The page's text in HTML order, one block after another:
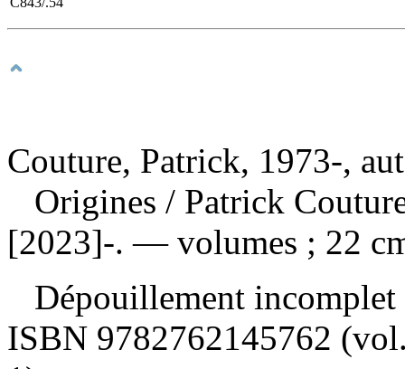
Couture, Patrick, 1973-,
Origines / Patrick
[2023]-. — volumes ; 22
Dépouillement
ISBN 9782762145762